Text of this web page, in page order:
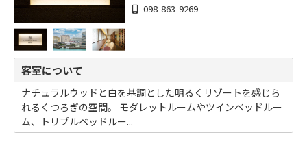
098-863-9269
客室について
ナチュラルウッドと白を基調とした明るくリゾートを感じら
れるくつろぎの空間。 モダレットルームやツインベッドルー
ム、トリプルベッドルー...